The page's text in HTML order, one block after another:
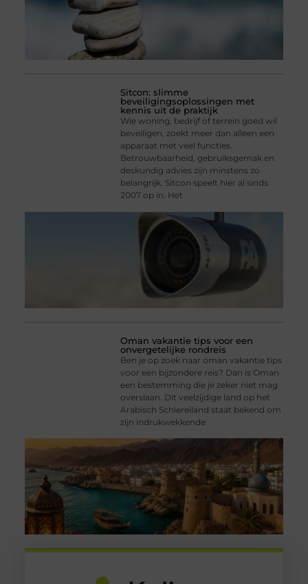
Sitcon: slimme
beveiligingsoplossingen met
kennis uit de praktijk
Wie woning, bedrijf of terrein goed wil
beveiligen, zoekt meer dan alleen een
apparaat met veel functies.
Betrouwbaarheid, gebruiksgemak en
deskundig advies zijn minstens zo
belangrijk. Sitcon speelt hier al sinds
2007 op in. Het
Oman vakantie tips voor een
onvergetelijke rondreis
Ben je op zoek naar oman vakantie tips
voor een bijzondere reis? Dan is Oman
een bestemming die je zeker niet mag
overslaan. Dit veelzijdige land op het
Arabisch Schiereiland staat bekend om
zijn indrukwekkende